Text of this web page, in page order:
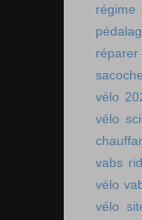
régime
vélo
vélo
vabs
vélo
vélo